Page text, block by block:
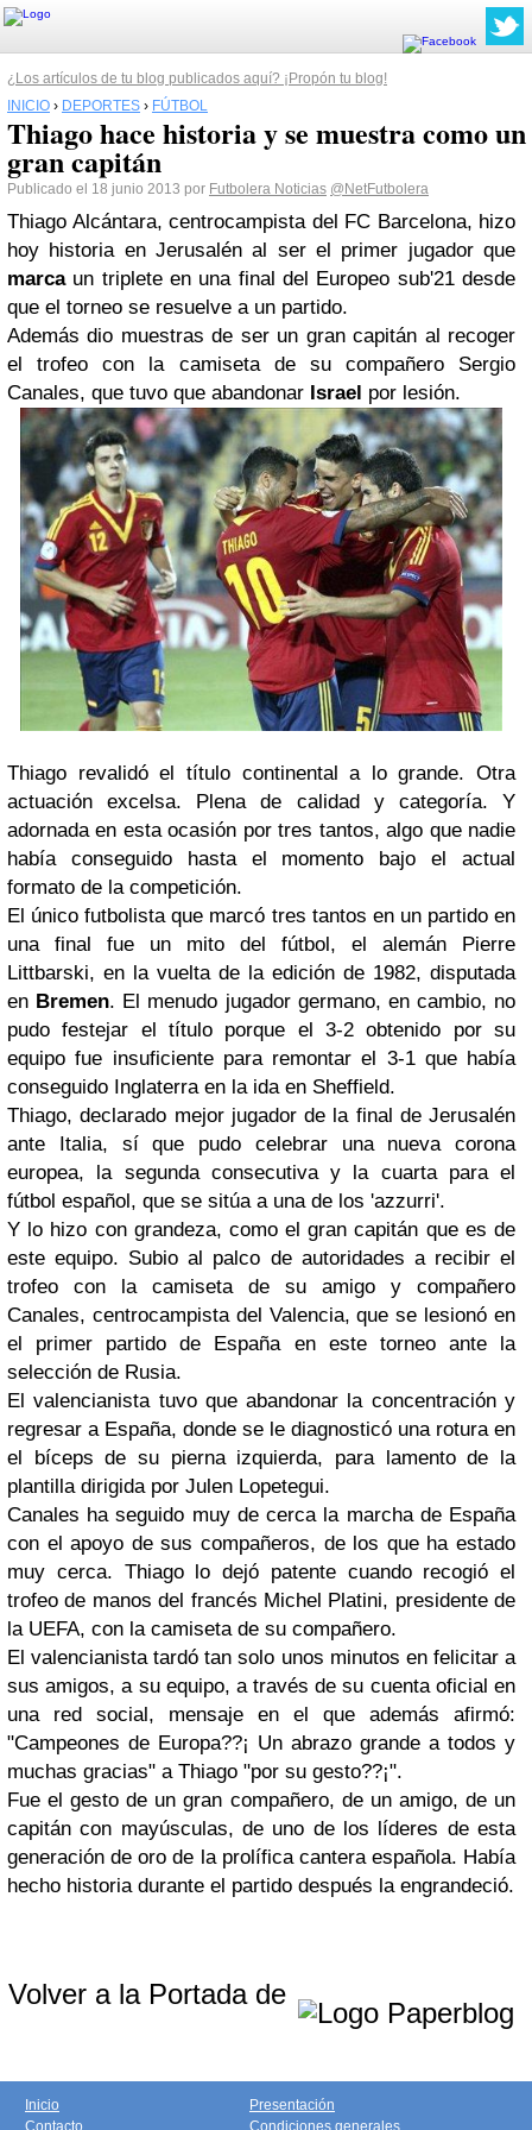
¿Los artículos de tu blog publicados aquí? ¡Propón tu blog!
INICIO › DEPORTES › FÚTBOL
Thiago hace historia y se muestra como un
gran capitán
Publicado el 18 junio 2013 por Futbolera Noticias @NetFutbolera
Thiago Alcántara, centrocampista del FC Barcelona, hizo
hoy historia en Jerusalén al ser el primer jugador que
marcaun triplete en una final del Europeo sub'21 desde
que el torneo se resuelve a un partido.
Además dio muestras de ser un gran capitán al recoger
el trofeo con la camiseta de su compañero Sergio
Canales, que tuvo que abandonar Israel por lesión.
Thiago revalidó el título continental a lo grande. Otra
actuación excelsa. Plena de calidad y categoría. Y
adornada en esta ocasión por tres tantos, algo que nadie
había conseguido hasta el momento bajo el actual
formato de la competición.
El único futbolista que marcó tres tantos en un partido en
una final fue un mito del fútbol, el alemán Pierre
Littbarski, en la vuelta de la edición de 1982, disputada
en Bremen. El menudo jugador germano, en cambio, no
pudo festejar el título porque el 3-2 obtenido por su
equipo fue insuficiente para remontar el 3-1 que había
conseguido Inglaterra en la ida en Sheffield.
Thiago, declarado mejor jugador de la final de Jerusalén
ante Italia, sí que pudo celebrar una nueva corona
europea, la segunda consecutiva y la cuarta para el
fútbol español, que se sitúa a una de los 'azzurri'.
Y lo hizo con grandeza, como el gran capitán que es de
este equipo. Subio al palco de autoridades a recibir el
trofeo con la camiseta de su amigo y compañero
Canales, centrocampista del Valencia, que se lesionó en
el primer partido de España en este torneo ante la
selección de Rusia.
El valencianista tuvo que abandonar la concentración y
regresar a España, donde se le diagnosticó una rotura en
el bíceps de su pierna izquierda, para lamento de la
plantilla dirigida por Julen Lopetegui.
Canales ha seguido muy de cerca la marcha de España
con el apoyo de sus compañeros, de los que ha estado
muy cerca. Thiago lo dejó patente cuando recogió el
trofeo de manos del francés Michel Platini, presidente de
la UEFA, con la camiseta de su compañero.
El valencianista tardó tan solo unos minutos en felicitar a
sus amigos, a su equipo, a través de su cuenta oficial en
una red social, mensaje en el que además afirmó:
"Campeones de Europa??¡ Un abrazo grande a todos y
muchas gracias" a Thiago "por su gesto??¡".
Fue el gesto de un gran compañero, de un amigo, de un
capitán con mayúsculas, de uno de los líderes de esta
generación de oro de la prolífica cantera española. Había
hecho historia durante el partido después la engrandeció.
Volver a la Portada de
Inicio
Contacto
Presentación
Condiciones generales